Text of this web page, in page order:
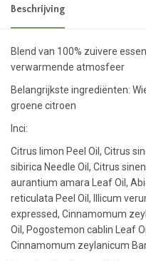
Beschrijving
Blend van 100% zuivere
verwarmende atmosfeer
Belangrijkste ingrediënten:
groene citroen
Inci:
Citrus limon Peel Oil, Citrus
sibirica Needle Oil, Citrus
aurantium amara Leaf Oil,
reticulata Peel Oil, Illicum
expressed, Cinnamomum
Oil, Pogostemon cablin Leaf
Cinnamomum zeylanicum